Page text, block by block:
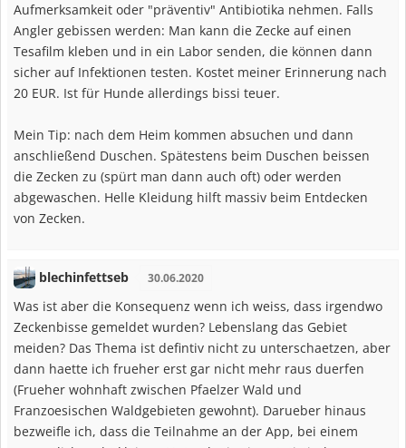
Aufmerksamkeit oder "präventiv" Antibiotika nehmen. Falls
Angler gebissen werden: Man kann die Zecke auf einen
Tesafilm kleben und in ein Labor senden, die können dann
sicher auf Infektionen testen. Kostet meiner Erinnerung nach
20 EUR. Ist für Hunde allerdings bissi teuer.
Mein Tip: nach dem Heim kommen absuchen und dann
anschließend Duschen. Spätestens beim Duschen beissen
die Zecken zu (spürt man dann auch oft) oder werden
abgewaschen. Helle Kleidung hilft massiv beim Entdecken
von Zecken.
blechinfettseb 30.06.2020
Was ist aber die Konsequenz wenn ich weiss, dass irgendwo
Zeckenbisse gemeldet wurden? Lebenslang das Gebiet
meiden? Das Thema ist defintiv nicht zu unterschaetzen, aber
dann haette ich frueher erst gar nicht mehr raus duerfen
(Frueher wohnhaft zwischen Pfaelzer Wald und
Franzoesischen Waldgebieten gewohnt). Darueber hinaus
bezweifle ich, dass die Teilnahme an der App, bei einem